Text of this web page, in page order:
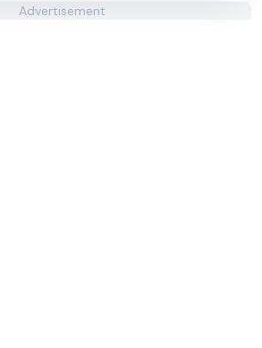
Advertisement